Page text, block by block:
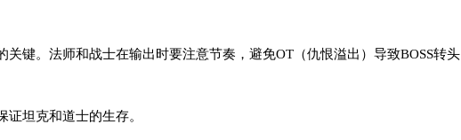
键。法师和战士在输出时要注意节奏，避免OT（仇恨溢出）导致BOSS转头
坦克和道士的生存。